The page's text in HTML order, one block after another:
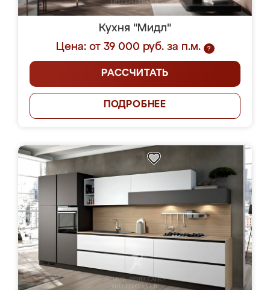
Кухня "Мидл"
Цена: от 39 000 руб. за п.м.
?
РАССЧИТАТЬ
ПОДРОБНЕЕ